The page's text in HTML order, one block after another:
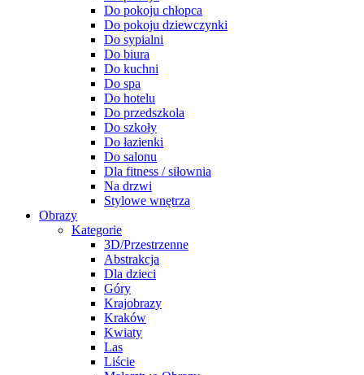
Do pokoju chłopca
Do pokoju dziewczynki
Do sypialni
Do biura
Do kuchni
Do spa
Do hotelu
Do przedszkola
Do szkoły
Do łazienki
Do salonu
Dla fitness / siłownia
Na drzwi
Stylowe wnętrza
Obrazy
Kategorie
3D/Przestrzenne
Abstrakcja
Dla dzieci
Góry
Krajobrazy
Kraków
Kwiaty
Las
Liście